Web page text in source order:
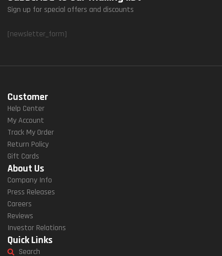
Sign up for special offers and discounts
[newsletter_form]
Customer
Help Center
My Account
Track My Order
Return Policy
Gift Cards
About Us
Company Info
Press Releases
Careers
Reviews
Investor Relations
Quick Links
Search